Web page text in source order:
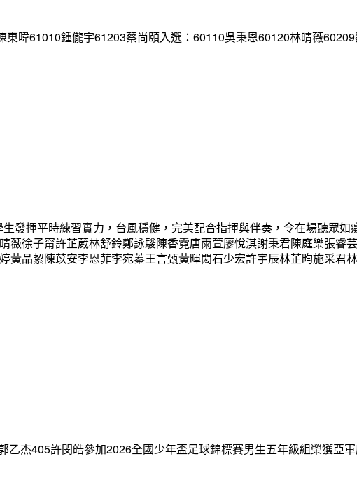
暐61010鍾儱宇61203蔡尚頤入選：60110吳秉恩60120林晴薇
發揮平時練習實力，台風穩健，完美配合指揮與伴奏，令在場聽眾如
徐子甯許芷葳林舒鈴鄭詠駿陳香霓唐雨萱廖悅淇謝秉君陳庭樂張睿芸
品絜陳苡安李恩菲李宛蓁王言甄黃暉閎石少宏許宇辰林芷昀施采君林
杰405許閔皓參加2026全國少年盃足球錦標賽男生五年級組榮獲亞